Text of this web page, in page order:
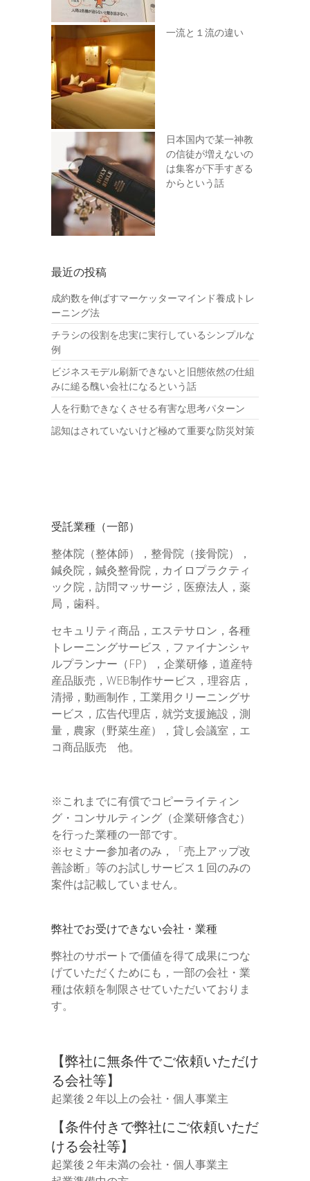
一流と１流の違い
日本国内で某一神教
の信徒が増えないの
は集客が下手すぎる
からという話
最近の投稿
成約数を伸ばすマーケッターマインド養成トレ
ーニング法
チラシの役割を忠実に実行しているシンプルな
例
ビジネスモデル刷新できないと旧態依然の仕組
みに縋る醜い会社になるという話
人を行動できなくさせる有害な思考パターン
認知はされていないけど極めて重要な防災対策
受託業種（一部）
整体院（整体師），整骨院（接骨院），
鍼灸院，鍼灸整骨院，カイロプラクティ
ック院，訪問マッサージ，医療法人，薬
局，歯科。
セキュリティ商品，エステサロン，各種
トレーニングサービス，ファイナンシャ
ルプランナー（FP），企業研修，道産特
産品販売，WEB制作サービス，理容店，
清掃，動画制作，工業用クリーニングサ
ービス，広告代理店，就労支援施設，測
量，農家（野菜生産），貸し会議室，エ
コ商品販売 他。
※これまでに有償でコピーライティン
グ・コンサルティング（企業研修含む）
を行った業種の一部です。
※セミナー参加者のみ，「売上アップ改
善診断」等のお試しサービス１回のみの
案件は記載していません。
弊社でお受けできない会社・業種
弊社のサポートで価値を得て成果につな
げていただくためにも，一部の会社・業
種は依頼を制限させていただいておりま
す。
【弊社に無条件でご依頼いただけ
る会社等】
起業後２年以上の会社・個人事業主
【条件付きで弊社にご依頼いただ
ける会社等】
起業後２年未満の会社・個人事業主